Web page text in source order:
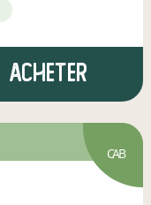
Acheter
CAB